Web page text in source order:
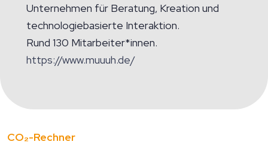
Unternehmen für Beratung, Kreation und
technologiebasierte Interaktion.
Rund 130 Mitarbeiter*innen.
https://www.muuuh.de/
CO₂-Rechner